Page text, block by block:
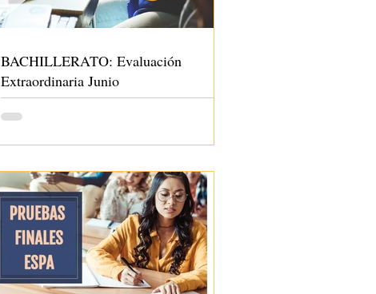
BACHILLERATO: Evaluación
Extraordinaria Junio